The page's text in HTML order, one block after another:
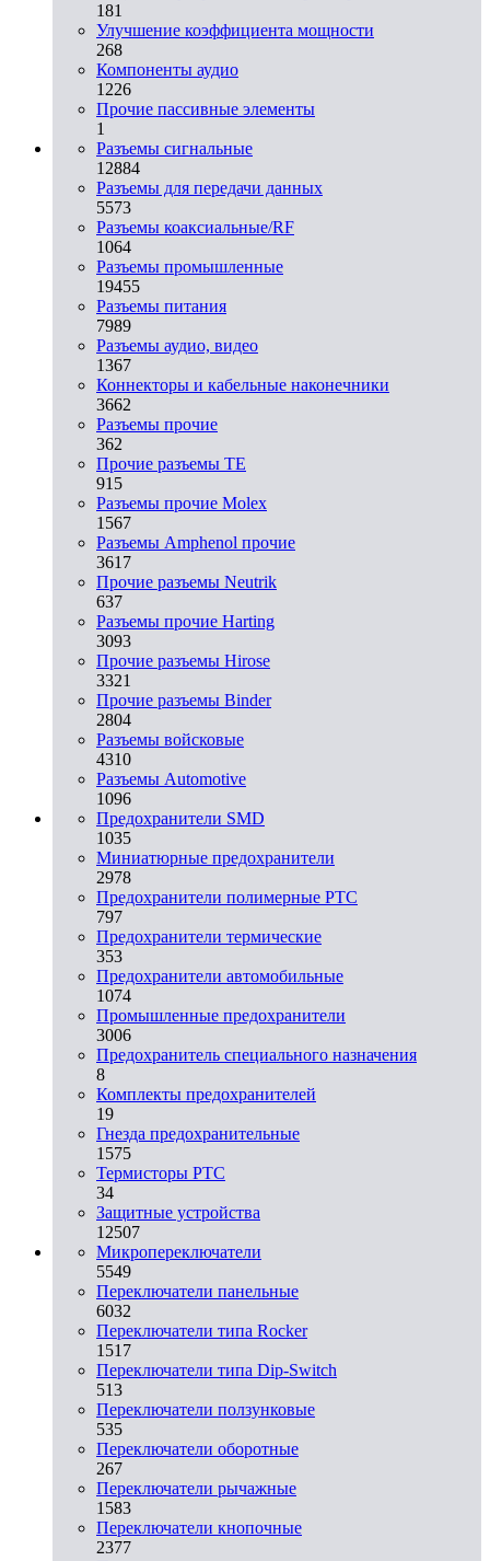
181
Улучшение коэффициента мощности
268
Компоненты аудио
1226
Прочие пассивные элементы
1
Разъeмы сигнальные
12884
Разъeмы для передачи данных
5573
Разъeмы коаксиальные/RF
1064
Разъeмы промышленные
19455
Разъeмы питания
7989
Разъeмы аудио, видео
1367
Коннекторы и кабельные наконечники
3662
Разъeмы прочие
362
Прочие разъемы TE
915
Разъемы прочие Molex
1567
Разъемы Amphenol прочие
3617
Прочие разъемы Neutrik
637
Разъемы прочие Harting
3093
Прочие разъемы Hirose
3321
Прочие разъемы Binder
2804
Разъемы войсковые
4310
Разъeмы Automotive
1096
Предохранители SMD
1035
Миниатюрные предохранители
2978
Предохранители полимерные PTC
797
Предохранители термические
353
Предохранители автомобильные
1074
Промышленные предохранители
3006
Предохранитель специального назначения
8
Комплекты предохранителей
19
Гнезда предохранительные
1575
Термисторы PTC
34
Защитные устройства
12507
Микропереключатели
5549
Переключатели панельные
6032
Переключатели типа Rocker
1517
Переключатели типа Dip-Switch
513
Переключатели ползунковые
535
Переключатели оборотные
267
Переключатели рычажные
1583
Переключатели кнопочные
2377